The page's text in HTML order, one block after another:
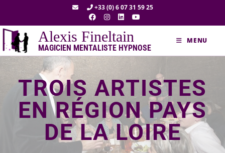
+33 (0) 6 07 31 59 25
Alexis Fineltain
MAGICIEN MENTALISTE HYPNOSE
MENU
TROIS ARTISTES
EN RÉGION PAYS
DE LA LOIRE